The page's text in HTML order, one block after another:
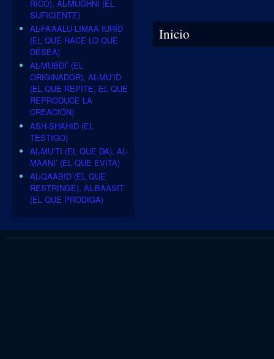
Se encuentra usted aquí
Inicio
RICO), AL-MUGHNI (EL
SUFICIENTE)
AL-FA’AALU-LIMAA IURÍD
(EL QUE HACE LO QUE
DESEA)
AL-MUBDÍ’ (EL
ORIGINADOR), AL-MU’ID
(EL QUE REPITE, EL QUE
REPRODUCE LA
CREACIÓN)
ASH-SHAHID (EL
TESTIGO)
AL-MU’TI (EL QUE DA), AL-
MAANI’ (EL QUE EVITA)
AL-QAABID (EL QUE
RESTRINGE), AL-BAASIT
(EL QUE PRODIGA)